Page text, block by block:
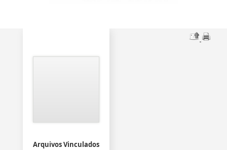
Arquivos Vinculados